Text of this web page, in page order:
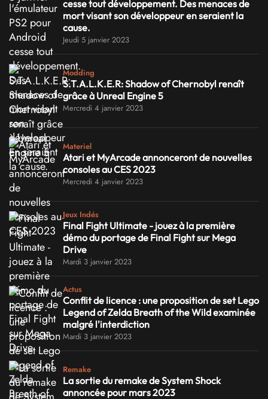
cesse tout développement. Des menaces de
mort visant son développeur en seraient la
cause.
Jeudi 5 janvier 2023
Modding
S.T.A.L.K.E.R: Shadow of Chernobyl renaît
grâce à Unreal Engine 5
Mercredi 4 janvier 2023
Materiel
Atari et MyArcade annonceront de nouvelles
consoles au CES 2023
Mercredi 4 janvier 2023
Jeux Indés
Final Fight Ultimate - jouez à la première
démo du portage de Final Fight sur Mega
Drive
Mardi 3 janvier 2023
Actus
Conflit de licence : une proposition de set Lego
Legend of Zelda Breath of the Wild examinée
malgré l'interdiction
Mardi 3 janvier 2023
Remake
La sortie du remake de System Shock
annoncée pour mars 2023